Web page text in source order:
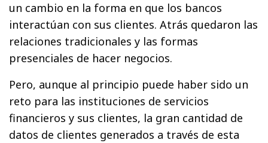
un cambio en la forma en que los bancos
interactúan con sus clientes. Atrás quedaron las
relaciones tradicionales y las formas
presenciales de hacer negocios.
Pero, aunque al principio puede haber sido un
reto para las instituciones de servicios
financieros y sus clientes, la gran cantidad de
datos de clientes generados a través de esta